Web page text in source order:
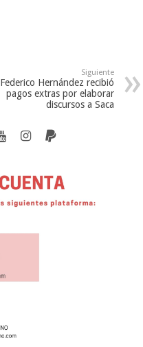
Siguiente
Federico Hernández recibió
pagos extras por elaborar
discursos a Saca